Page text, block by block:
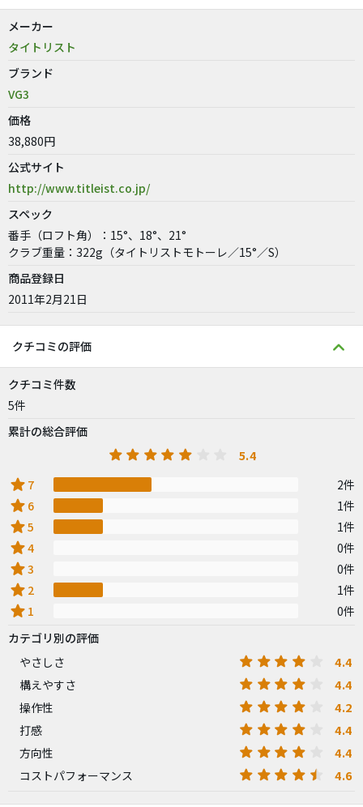
メーカー
タイトリスト
ブランド
VG3
価格
38,880円
公式サイト
http://www.titleist.co.jp/
スペック
番手（ロフト角）：15°、18°、21°
クラブ重量：322g（タイトリストモトーレ／15°／S）
商品登録日
2011年2月21日
クチコミの評価
クチコミ件数
5件
累計の総合評価
5.4
star 7 2件
star 6 1件
star5 1件
star4 0件
star3 0件
star 2 1件
star 1
0件
カテゴリ別の評価
やさしさ
4.4
構えやすさ 4.4
操作性 4.2
打感 4.4
方向性 4.4
コストパフォーマンス 4.6